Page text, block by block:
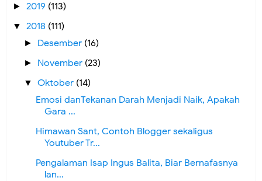
► 2019 (113)
▼ 2018 (111)
► Desember (16)
► November (23)
▼Oktober (14)
Emosi danTekanan Darah Menjadi Naik, Apakah
Gara ...
Himawan Sant, Contoh Blogger sekaligus
Youtuber Tr...
Pengalaman Isap Ingus Balita, Biar Bernafasnya
lan...